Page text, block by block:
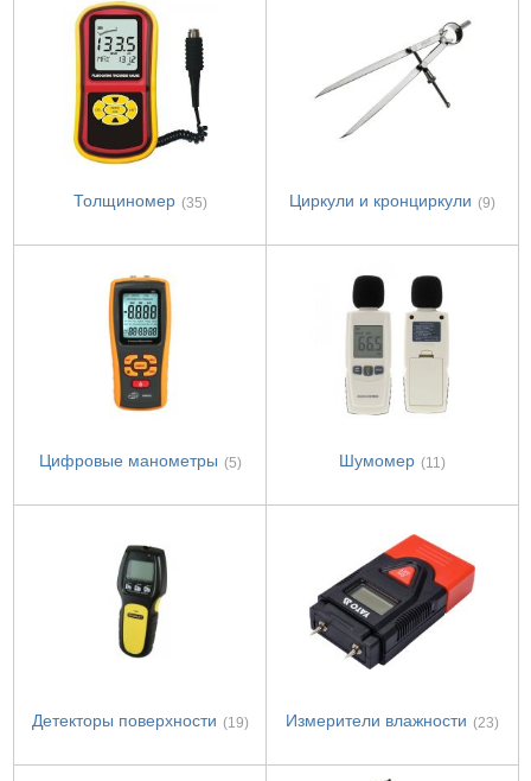
Толщиномер (35) Циркули и кронциркули (9)
Цифровые манометры (5) Шумомер (11)
Детекторы поверхности (19) Измерители влажности (23)